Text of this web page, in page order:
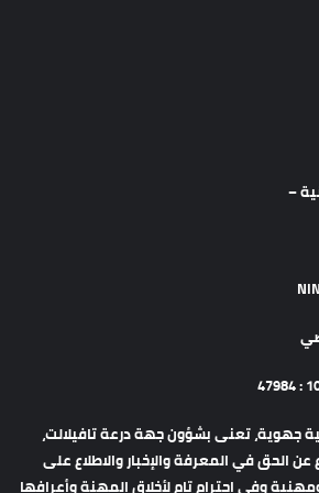
جهوية، تعنى بشؤون جهة درعة تافيلالت،
عن الحق في المعرفة والإخبار والاطلاع على
وفي احترام تام لأخلاق المهنة وأعرافها